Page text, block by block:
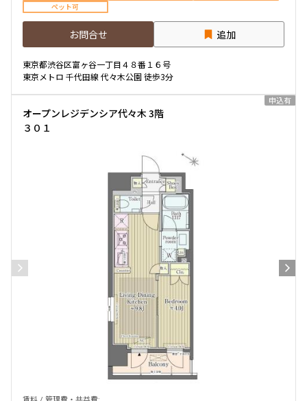
ペット可
お問合せ 追加
東京都渋谷区富ヶ谷一丁目４８番１６号
東京メトロ 千代田線 代々木公園 徒歩3分
オープンレジデンシア代々木 3階
３０１
申込有